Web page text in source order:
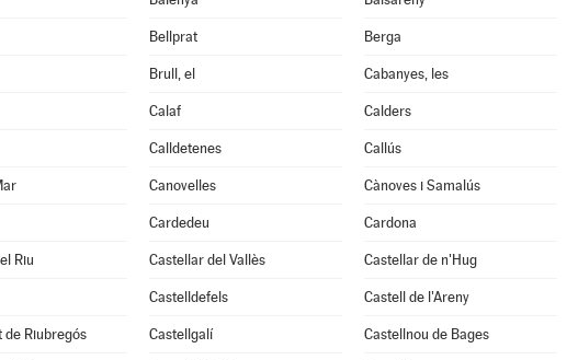
Bellprat Berga
Brull, el Cabanyes, les
Calaf Calders
Calldetenes Callús
Canovelles Cànoves i Samalús
Cardedeu Cardona
Riu Castellar del Vallès Castellar de n'Hug
Castelldefels Castell de l'Areny
de Riubregós Castellgalí Castellnou de Bages